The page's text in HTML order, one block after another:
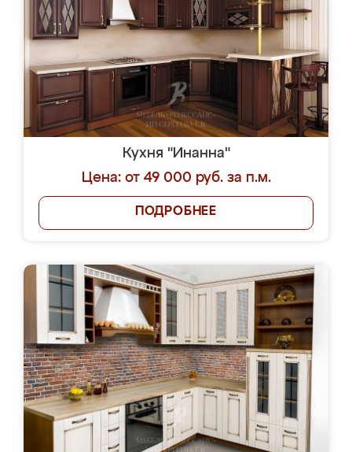
Кухня "Инанна"
Цена: от 49 000 руб. за п.м.
ПОДРОБНЕЕ